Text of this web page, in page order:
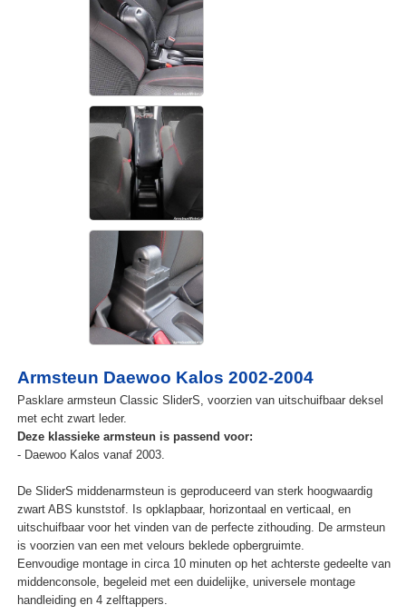
Armsteun Daewoo Kalos 2002-2004
Pasklare armsteun Classic SliderS, voorzien van uitschuifbaar deksel
met echt zwart leder.
Deze klassieke armsteun is passend voor:
- Daewoo Kalos vanaf 2003.
De SliderS middenarmsteun is geproduceerd van sterk hoogwaardig
zwart ABS kunststof. Is opklapbaar, horizontaal en verticaal, en
uitschuifbaar voor het vinden van de perfecte zithouding. De armsteun
is voorzien van een met velours beklede opbergruimte.
Eenvoudige montage in circa 10 minuten op het achterste gedeelte van
middenconsole, begeleid met een duidelijke, universele montage
handleiding en 4 zelftappers.